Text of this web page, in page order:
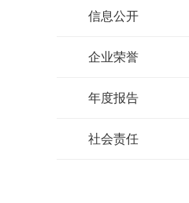
信息公开
企业荣誉
年度报告
社会责任